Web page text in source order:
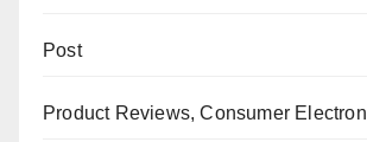
Post
Product Reviews, Consumer